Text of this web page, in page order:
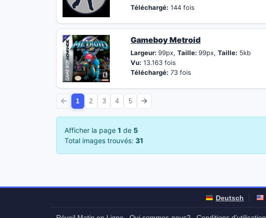
Téléchargé: 144 fois
Gameboy Metroid
Largeur:99px,Taille:99px,Taille: 5kb
Vu: 13.163 fois
Téléchargé: 73 fois
1 2 3 4 5
Afficher la page 1 de 5
Total images trouvés: 31
Deutsch